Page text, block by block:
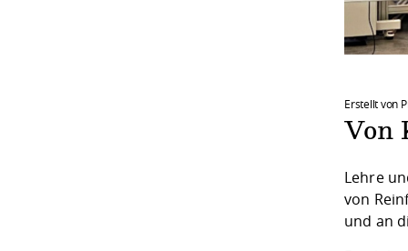
Erstellt von
Von
Lehre
von
und an